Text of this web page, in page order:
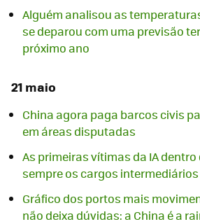
Alguém analisou as
se deparou com uma previsão
próximo ano
21 maio
China agora paga barcos civis
em áreas disputadas
As primeiras vítimas da IA
sempre os cargos intermediários
Gráfico dos portos mais
não deixa dúvidas: a China é a